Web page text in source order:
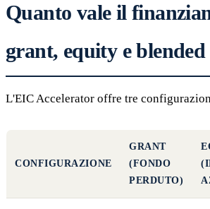
Quanto vale il
grant, equity e
L'EIC Accelerator offre tre
CONFIGURAZIONE
GRANT
(FONDO
PERDUTO)